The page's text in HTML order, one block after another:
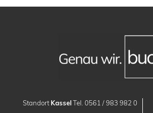
Standort KasselTel. 0561 / 983 982 0